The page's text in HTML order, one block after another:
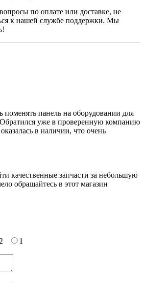
по оплате или доставке, не
к нашей службе поддержки. Мы
поменять панель на оборудовании для
Обратился уже в проверенную компанию
в наличии, что очень
качественные запчасти за небольшую
обращайтесь в этот магазин
2
1